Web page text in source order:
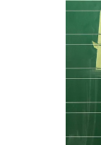
wahrheit
veranstaltungen